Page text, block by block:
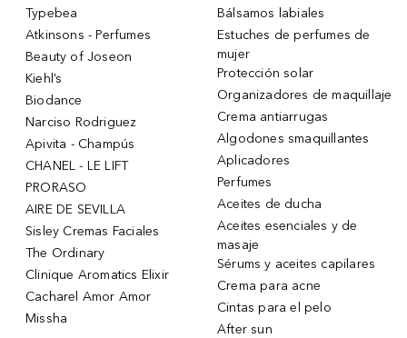
Typebea
Atkinsons - Perfumes
Beauty of Joseon
Kiehl’s
Biodance
Narciso Rodriguez
Apivita - Champús
CHANEL - LE LIFT
PRORASO
AIRE DE SEVILLA
Sisley Cremas Faciales
The Ordinary
Clinique Aromatics Elixir
Cacharel Amor Amor
Missha
Bálsamos labiales
Estuches de perfumes de
mujer
Protección solar
Organizadores de maquillaje
Crema antiarrugas
Algodones smaquillantes
Aplicadores
Perfumes
Aceites de ducha
Aceites esenciales y de
masaje
Sérums y aceites capilares
Crema para acne
Cintas para el pelo
After sun